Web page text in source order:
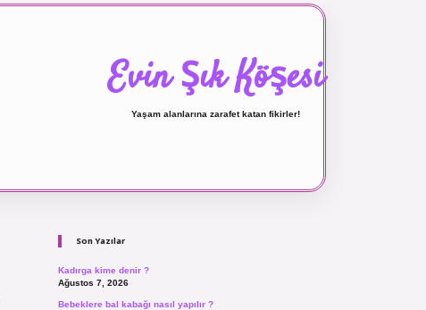
Evin Şık Köşesi
Yaşam alanlarına zarafet katan fikirler!
Son Yazılar
Kadırga kime denir ?
Ağustos 7, 2026
Bebeklere bal kabağı nasıl yapılır ?